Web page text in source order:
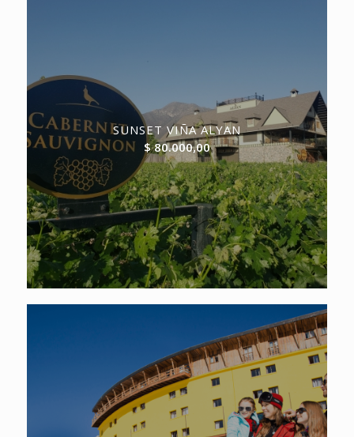
SUNSET VIÑA ALYAN
$80.000,00